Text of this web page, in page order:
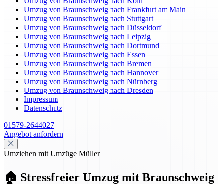
Umzug von Braunschweig nach Frankfurt am Main
Umzug von Braunschweig nach Stuttgart
Umzug von Braunschweig nach Düsseldorf
Umzug von Braunschweig nach Leipzig
Umzug von Braunschweig nach Dortmund
Umzug von Braunschweig nach Essen
Umzug von Braunschweig nach Bremen
Umzug von Braunschweig nach Hannover
Umzug von Braunschweig nach Nürnberg
Umzug von Braunschweig nach Dresden
Impressum
Datenschutz
01579-2644027
Angebot anfordern
Umziehen mit Umzüge Müller
🏠 Stressfreier Umzug mit Braunschweig